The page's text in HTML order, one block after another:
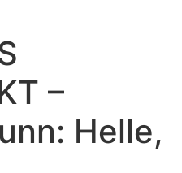
–
Helle,